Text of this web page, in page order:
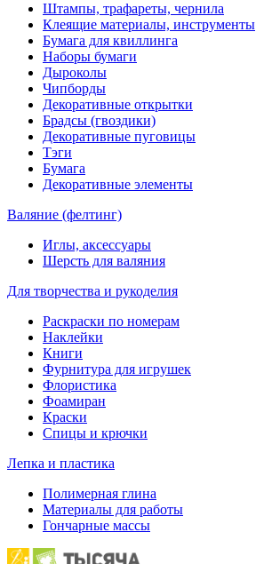
Штампы, трафареты, чернила
Клеящие материалы, инструменты
Бумага для квиллинга
Наборы бумаги
Дыроколы
Чипборды
Декоративные открытки
Брадсы (гвоздики)
Декоративные пуговицы
Тэги
Бумага
Декоративные элементы
Валяние (фелтинг)
Иглы, аксессуары
Шерсть для валяния
Для творчества и рукоделия
Раскраски по номерам
Наклейки
Книги
Фурнитура для игрушек
Флористика
Фоамиран
Краски
Спицы и крючки
Лепка и пластика
Полимерная глина
Материалы для работы
Гончарные массы